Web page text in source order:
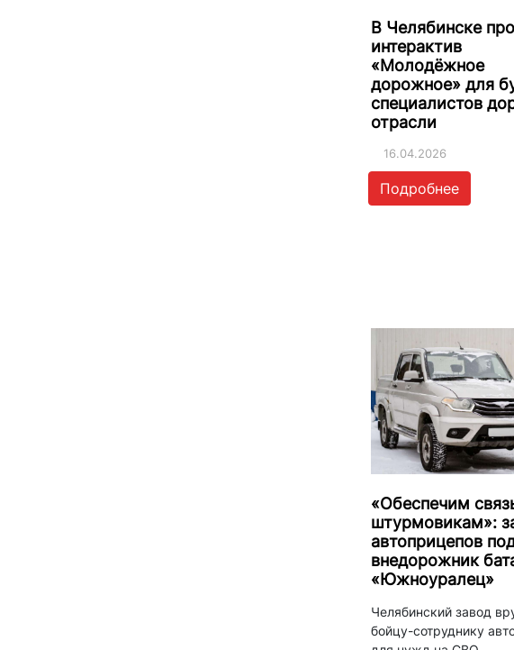
В Челябинске
интерактив
«Молодёжное
дорожное» для
специалистов
отрасли
16.04.2026
Подробнее
«Обеспечим
штурмовикам»:
автоприцепов
внедорожник
«Южноуралец»
Челябинский завод
бойцу-сотруднику